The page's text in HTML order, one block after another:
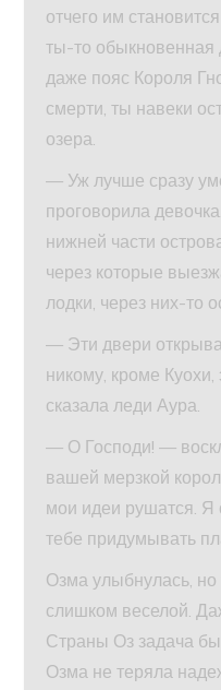
отчего им
ты-то обыкновенная
даже пояс Короля
смерти, ты навеки
озера.
— Уж лучше сразу
проговорила
нижней части
через которые
лодки, через них-то
— Эти двери
никому, кроме
сказала леди Аура.
— О Господи! —
вашей мерзкой
мои идеи рушатся. Я
тебе придумывать
Озма улыбнулась,
слишком веселой.
Страны Оз задача
Озма не теряла